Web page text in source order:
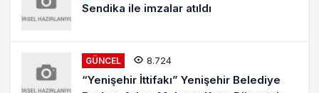
Sendika ile imzalar atıldı
GÜNCEL 8.724
“Yenişehir İttifakı” Yenişehir Belediye